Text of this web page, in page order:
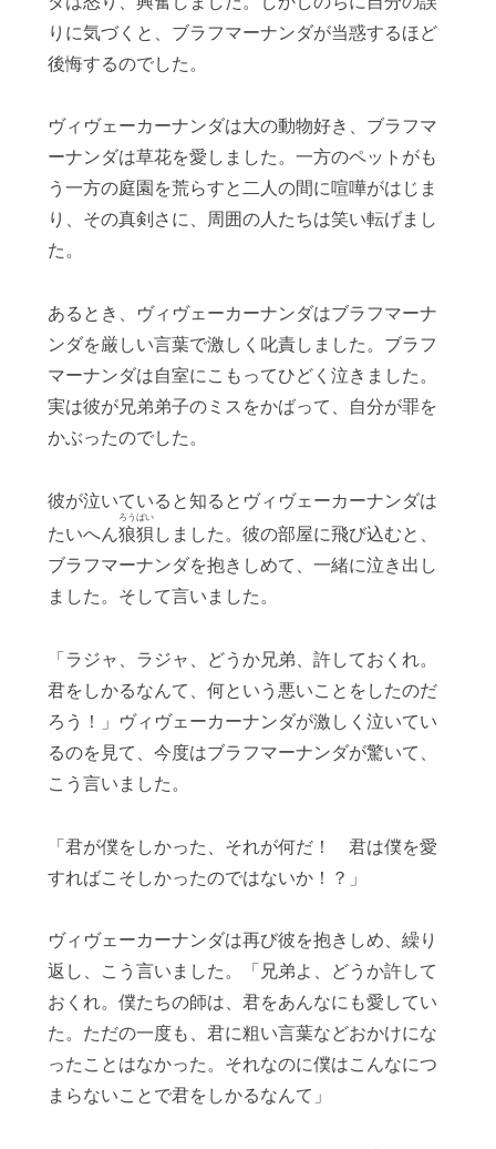
りに気づくと、ブラフマーナンダが当惑するほど
後悔するのでした。
ヴィヴェーカーナンダは大の動物好き、ブラフマ
ーナンダは草花を愛しました。一方のペットがも
う一方の庭園を荒らすと二人の間に喧嘩がはじま
り、その真剣さに、周囲の人たちは笑い転げまし
た。
あるとき、ヴィヴェーカーナンダはブラフマーナ
ンダを厳しい言葉で激しく叱責しました。ブラフ
マーナンダは自室にこもってひどく泣きました。
実は彼が兄弟弟子のミスをかばって、自分が罪を
かぶったのでした。
彼が泣いていると知るとヴィヴェーカーナンダは
たいへん狼狽
ろうばい
し ました。彼の部屋に飛び込むと、
ブラフマーナンダを抱きしめて、一緒に泣き出し
ました。そして言いました。
「ラジャ、ラジャ、どうか兄弟、許しておくれ。
君をしかるなんて、何という悪いことをしたのだ
ろう！」ヴィヴェーカーナンダが激しく泣いてい
るのを見て、今度はブラフマーナンダが驚いて、
こう言いました。
「君が僕をしかった、それが何だ！ 君は僕を愛
すればこそしかったのではないか！？」
ヴィヴェーカーナンダは再び彼を抱きしめ、繰り
返し、こう言いました。「兄弟よ、どうか許して
おくれ。僕たちの師は、君をあんなにも愛してい
た。ただの一度も、君に粗い言葉などおかけにな
ったことはなかった。それなのに僕はこんなにつ
まらないことで君をしかるなんて」